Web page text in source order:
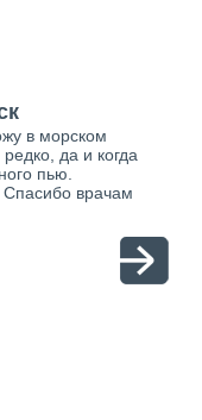
в морском
да и когда
пью.
врачам